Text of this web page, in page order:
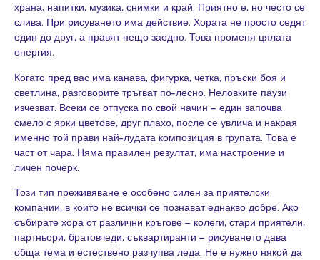
храна, напитки, музика, снимки и край. Приятно е, но често се
слива. При рисуването има действие. Хората не просто седят
един до друг, а правят нещо заедно. Това променя цялата
енергия.
Когато пред вас има канава, фигурка, четка, пръски боя и
светлина, разговорите тръгват по-лесно. Неловките паузи
изчезват. Всеки се отпуска по свой начин – един започва
смело с ярки цветове, друг плахо, после се увлича и накрая
именно той прави най-лудата композиция в групата. Това е
част от чара. Няма правилен резултат, има настроение и
личен почерк.
Този тип преживяване е особено силен за приятелски
компании, в които не всички се познават еднакво добре. Ако
събирате хора от различни кръгове – колеги, стари приятели,
партньори, братовчеди, съквартиранти – рисуването дава
обща тема и естествено разчупва леда. Не е нужно някой да